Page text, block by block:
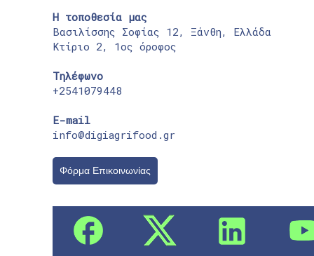
Η τοποθεσία μας
Βασιλίσσης Σοφίας 12, Ξάνθη, Ελλάδα
Κτίριο 2, 1ος όροφος
Τηλέφωνο
+2541079448
E-mail
info@digiagrifood.gr
Φόρμα Επικοινωνίας